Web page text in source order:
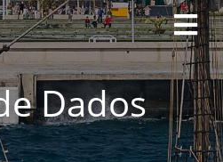
Dados